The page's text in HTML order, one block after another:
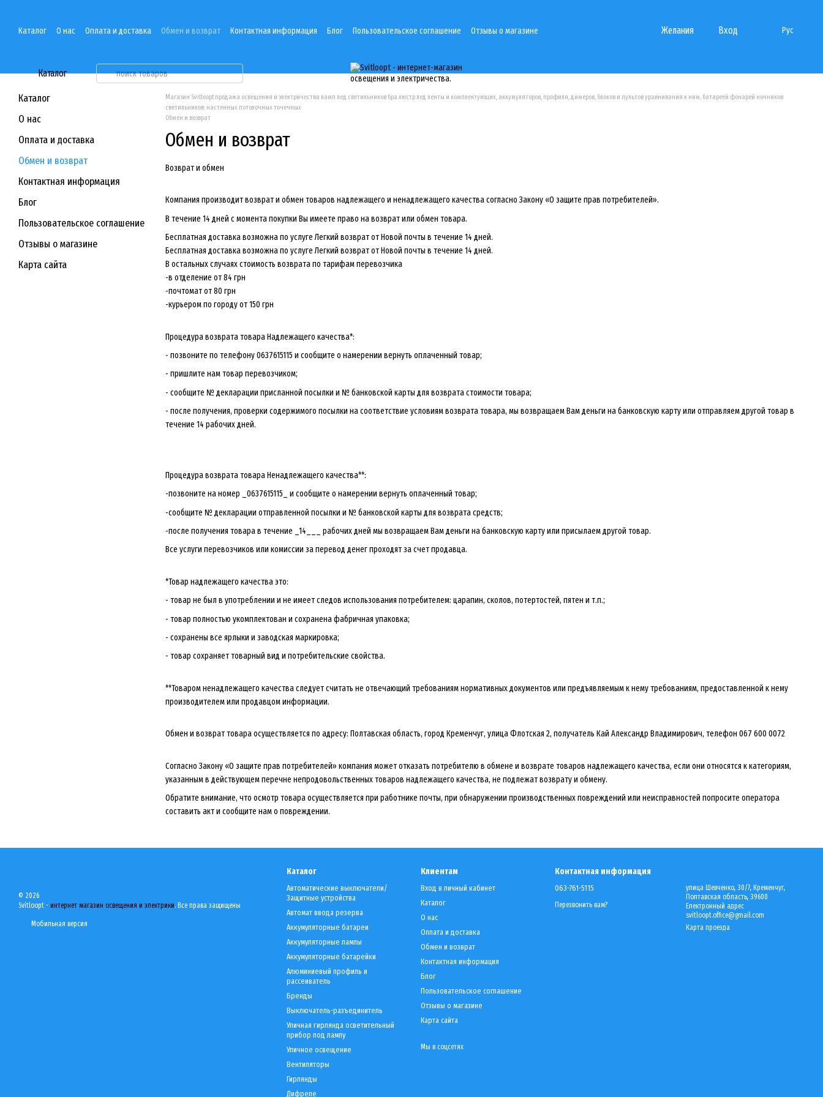
Каталог О нас Оплата и доставка Обмен и возврат Контактная информация Блог Пользовательское соглашение Отзывы о магазине Желания Вход Рус
Каталог
Магазин Svitloopt продажа освещения и электричества ламп лед светильников бра люстр лед ленты и комплектующих, аккумуляторов, профиля, димеров, блоков и пультов уравнивания к ним, батареей фонарей ночников
светильников: настенных потолочных точечных
Обмен и возврат
Обмен и возврат
Возврат и обмен
Компания производит возврат и обмен товаров надлежащего и ненадлежащего качества согласно Закону «О защите прав потребителей».
В течение 14 дней с момента покупки Вы имеете право на возврат или обмен товара.
Бесплатная доставка возможна по услуге Легкий возврат от Новой почты в течение 14 дней.
Бесплатная доставка возможна по услуге Легкий возврат от Новой почты в течение 14 дней.
В остальных случаях стоимость возврата по тарифам перевозчика
-в отделение от 84 грн
-почтомат от 80 грн
-курьером по городу от 150 грн
Процедура возврата товара Надлежащего качества*:
- позвоните по телефону 0637615115 и сообщите о намерении вернуть оплаченный товар;
- пришлите нам товар перевозчиком;
- сообщите № декларации присланной посылки и № банковской карты для возврата стоимости товара;
- после получения, проверки содержимого посылки на соответствие условиям возврата товара, мы возвращаем Вам деньги на банковскую карту или отправляем другой товар в
течение 14 рабочих дней.
Процедура возврата товара Ненадлежащего качества**:
-позвоните на номер _0637615115_ и сообщите о намерении вернуть оплаченный товар;
-сообщите № декларации отправленной посылки и № банковской карты для возврата средств;
-после получения товара в течение _14___ рабочих дней мы возвращаем Вам деньги на банковскую карту или присылаем другой товар.
Все услуги перевозчиков или комиссии за перевод денег проходят за счет продавца.
*Товар надлежащего качества это:
- товар не был в употреблении и не имеет следов использования потребителем: царапин, сколов, потертостей, пятен и т.п.;
- товар полностью укомплектован и сохранена фабричная упаковка;
- сохранены все ярлыки и заводская маркировка;
- товар сохраняет товарный вид и потребительские свойства.
**Товаром ненадлежащего качества следует считать не отвечающий требованиям нормативных документов или предъявляемым к нему требованиям, предоставленной к нему
производителем или продавцом информации.
Обмен и возврат товара осуществляется по адресу: Полтавская область, город Кременчуг, улица Флотская 2, получатель Кай Александр Владимирович, телефон 067 600 0072
Согласно Закону «О защите прав потребителей» компания может отказать потребителю в обмене и возврате товаров надлежащего качества, если они относятся к категориям,
указанным в действующем перечне непродовольственных товаров надлежащего качества, не подлежат возврату и обмену.
Обратите внимание, что осмотр товара осуществляется при работнике почты, при обнаружении производственных повреждений или неисправностей попросите оператора
составить акт и сообщите нам о повреждении.
Каталог
О нас
Оплата и доставка
Обмен и возврат
Контактная информация
Блог
Пользовательское соглашение
Отзывы о магазине
Карта сайта
© 2026
Svitloopt - интернет магазин освещения и электрики. Все права защищены
Мобильная версия
Каталог
Автоматические выключатели/
Защитные устройства
Автомат ввода резерва
Аккумуляторные батареи
Аккумуляторные лампы
Аккумуляторные батарейки
Алюминиевый профиль и
рассеиватель
Бренды
Выключатель-разъединитель
Уличная гирлянда осветительный
прибор под лампу
Уличное освещение
Вентиляторы
Гирлянды
Дифреле
Клиентам
Вход в личный кабинет
Каталог
О нас
Оплата и доставка
Обмен и возврат
Контактная информация
Блог
Пользовательское соглашение
Отзывы о магазине
Карта сайта
Мы в соцсетях
Контактная информация
063-761-5115
Перезвонить вам?
улица Шевченко, 30/7, Кременчуг,
Полтавская область, 39600
Електронный адрес
svitloopt.office@gmail.com
Карта проезда